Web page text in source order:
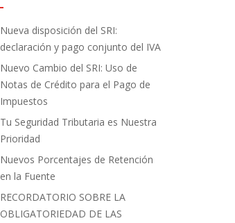
Nueva disposición del SRI:
declaración y pago conjunto del IVA
Nuevo Cambio del SRI: Uso de
Notas de Crédito para el Pago de
Impuestos
Tu Seguridad Tributaria es Nuestra
Prioridad
Nuevos Porcentajes de Retención
en la Fuente
RECORDATORIO SOBRE LA
OBLIGATORIEDAD DE LAS